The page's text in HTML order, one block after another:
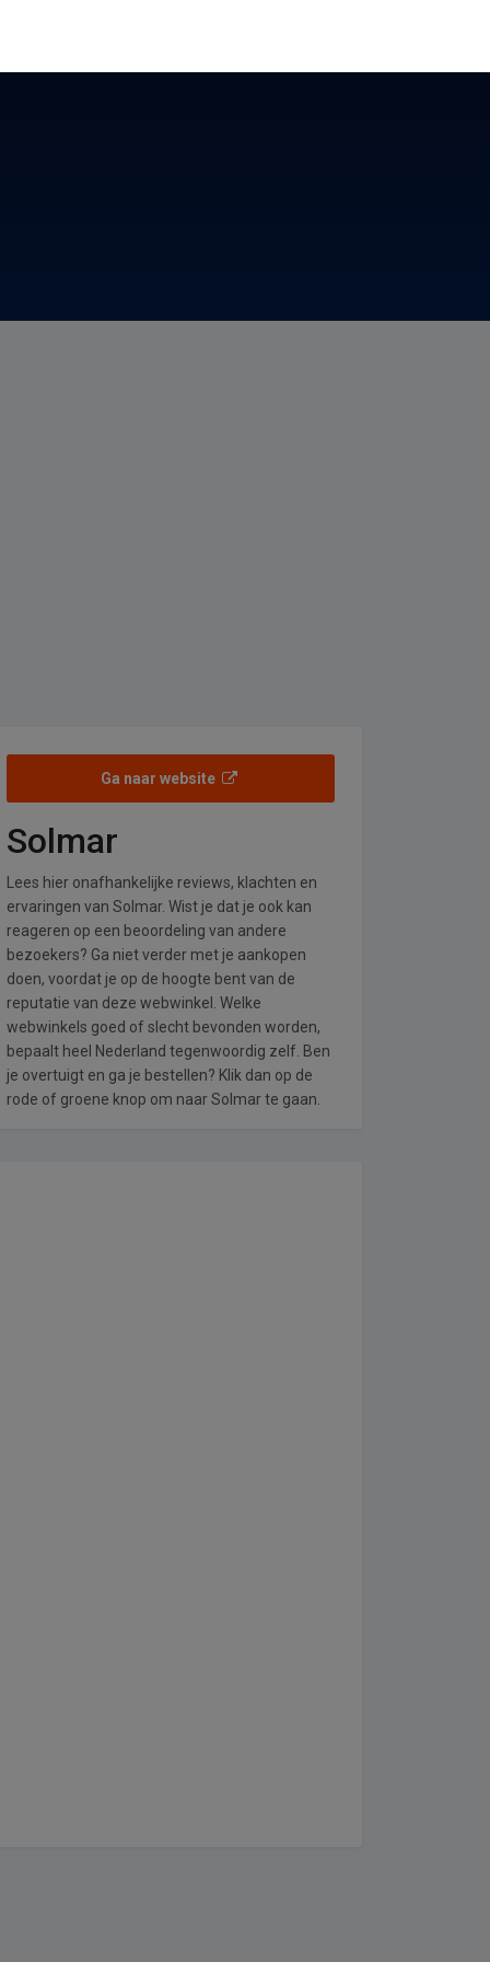
Ga naar website
Solmar
Lees hier onafhankelijke reviews, klachten en
ervaringen van Solmar. Wist je dat je ook kan
reageren op een beoordeling van andere
bezoekers? Ga niet verder met je aankopen
doen, voordat je op de hoogte bent van de
reputatie van deze webwinkel. Welke
webwinkels goed of slecht bevonden worden,
bepaalt heel Nederland tegenwoordig zelf. Ben
je overtuigt en ga je bestellen? Klik dan op de
rode of groene knop om naar Solmar te gaan.